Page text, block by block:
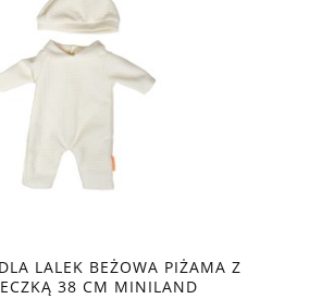
LALEK BEŻOWA PIŻAMA Z
38 CM MINILAND